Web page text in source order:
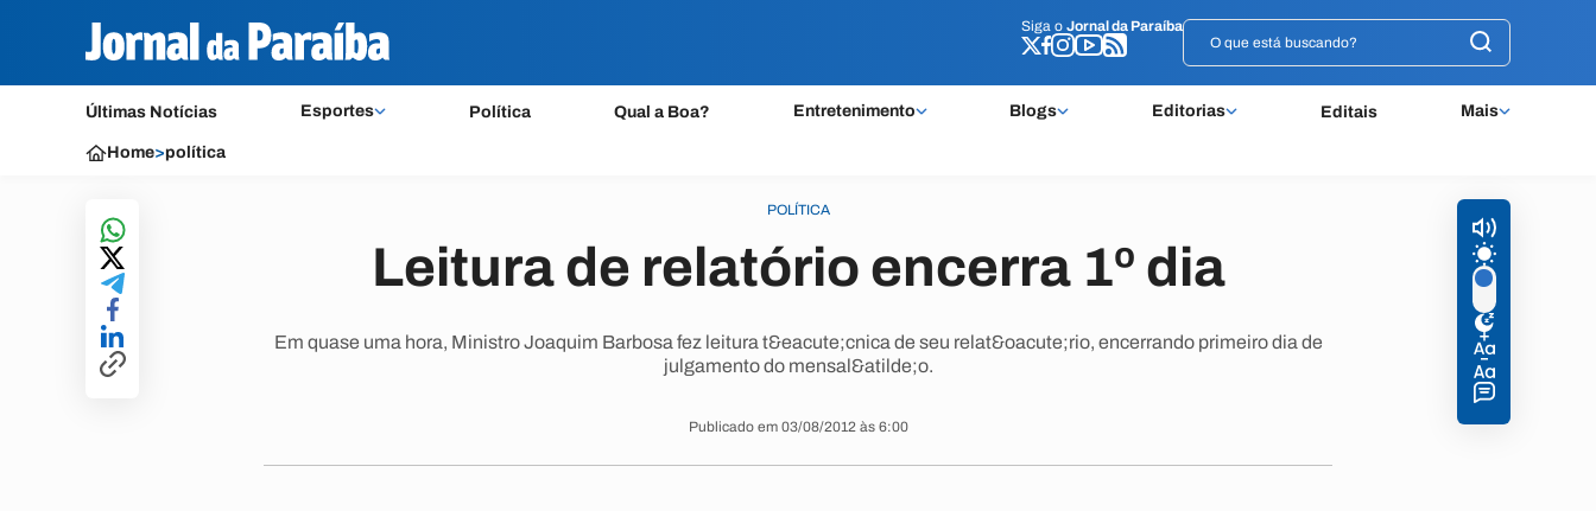
Siga o Jornal da Paraíba
Últimas Notícias Esportes Política Qual a Boa? Entretenimento Blogs Editorias Editais Mais
Siga o Jornal da Paraíba
Home>política
POLÍTICA
Leitura de relatório encerra 1º dia
Em quase uma hora, Ministro Joaquim Barbosa fez leitura t&eacute;cnica de seu relat&oacute;rio, encerrando primeiro dia de
julgamento do mensal&atilde;o.
Publicado em 03/08/2012 às 6:00